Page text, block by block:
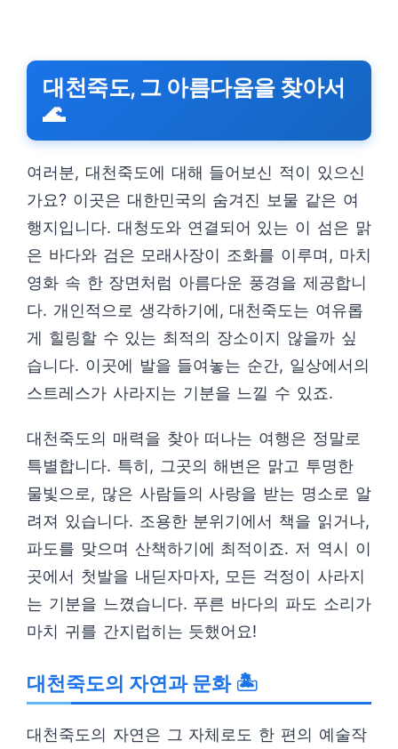
대천죽도, 그 아름다움을 찾아서
🌊
여러분, 대천죽도에 대해 들어보신 적이 있으신
가요? 이곳은 대한민국의 숨겨진 보물 같은 여
행지입니다. 대청도와 연결되어 있는 이 섬은 맑
은 바다와 검은 모래사장이 조화를 이루며, 마치
영화 속 한 장면처럼 아름다운 풍경을 제공합니
다. 개인적으로 생각하기에, 대천죽도는 여유롭
게 힐링할 수 있는 최적의 장소이지 않을까 싶
습니다. 이곳에 발을 들여놓는 순간, 일상에서의
스트레스가 사라지는 기분을 느낄 수 있죠.
대천죽도의 매력을 찾아 떠나는 여행은 정말로
특별합니다. 특히, 그곳의 해변은 맑고 투명한
물빛으로, 많은 사람들의 사랑을 받는 명소로 알
려져 있습니다. 조용한 분위기에서 책을 읽거나,
파도를 맞으며 산책하기에 최적이죠. 저 역시 이
곳에서 첫발을 내딛자마자, 모든 걱정이 사라지
는 기분을 느꼈습니다. 푸른 바다의 파도 소리가
마치 귀를 간지럽히는 듯했어요!
대천죽도의 자연과 문화 🏝️
대천죽도의 자연은 그 자체로도 한 편의 예술작